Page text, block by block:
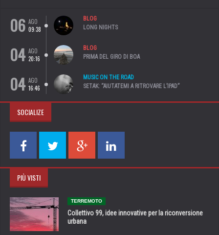
06 AGO
09:38
BLOG
LONG NIGHTS
04 AGO
20:16
BLOG
PRIMA DEL GIRO DI BOA
04 AGO
16:46
MUSIC ON THE ROAD
SETAK: “AIUTATEMI A RITROVARE L’IPAD”
SOCIALIZE
PIÙ VISTI
TERREMOTO
Collettivo 99, idee innovative per la riconversione
urbana